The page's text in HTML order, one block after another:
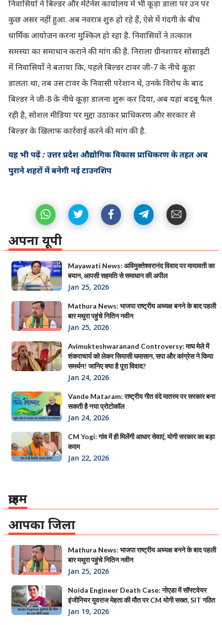
निवासियों ने बिल्डर और मेंटेनेंस कार्यालय में भी कूड़ा डाला पर उन पर
कुछ असर नहीं हुआ. अब नवरात्र शुरु हो रहे हैं, ऐसे में गंदगी के बीच
धार्मिक आयोजन करना मुश्किल हो रहा है. निवासियों ने तत्काल
समस्या का समाधान कराने की मांग की है. निराला ग्रीनशायर सोसाइटी
में निवासियों ने बताया कि, पहले बिल्डर टावर जी-7 के नीचे कूड़ा
डालता था, तब उस टावर के निवासी परेशान थे, उनके विरोध के बाद
बिल्डर ने जी-8 के नीचे कूड़ा डालना शुरू कर दिया, अब यहां बदबू फैल
रही है, सोशल मीडिया पर मुद्दा उठाकर प्राधिकरण और सरकार से
बिल्डर के खिलाफ कार्रवाई करने की मांग की है.
यह भी पढ़ें : उत्तर प्रदेश औद्योगिक विकास प्राधिकरण के तहत अब
पुराने शहरों में बनेगी नई टाउनशिप
अपना यूपी
Mayawati News: अविमुक्तेश्वरानंद विवाद पर मायावती का
बयान, आपसी सहमति से समाधान की अपील
Jan 25, 2026
Mathura News: भाजपा राष्ट्रीय अध्यक्ष बनने के बाद पहली
बार मथुरा पहुंचे नितिन नवीन
Jan 25, 2026
Avimukteshwaranand Controversy: माघ मेले में
शंकराचार्य को लेकर सियासी घमासान, सपा और कांग्रेस ने किया
समर्थन! जानिए क्या है पूरा विवाद?
Jan 24, 2026
Vande Mataram: राष्ट्रीय गीत वंदे मातरम पर सरकार बना
सकती है नया प्रोटोकॉल
Jan 24, 2026
CM Yogi: गांव में ही मिलेंगी आधार सेवाएं, योगी सरकार का बड़ा
कदम
Jan 22, 2026
क्राइम
आपका जिला
Mathura News: भाजपा राष्ट्रीय अध्यक्ष बनने के बाद पहली
बार मथुरा पहुंचे नितिन नवीन
Jan 25, 2026
Noida Engineer Death Case: नोएडा में सॉफ्टवेयर
इंजीनियर युवराज मेहता की मौत पर CM योगी सख्त, SIT गठित
Jan 19, 2026